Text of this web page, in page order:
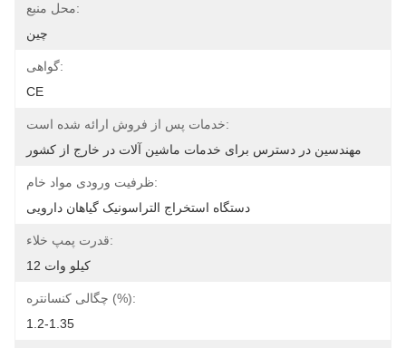
محل منبع:
چین
گواهی:
CE
خدمات پس از فروش ارائه شده است:
مهندسین در دسترس برای خدمات ماشین آلات در خارج از کشور
ظرفیت ورودی مواد خام:
دستگاه استخراج التراسونیک گیاهان دارویی
قدرت پمپ خلاء:
12 کیلو وات
چگالی کنسانتره (%):
1.2-1.35